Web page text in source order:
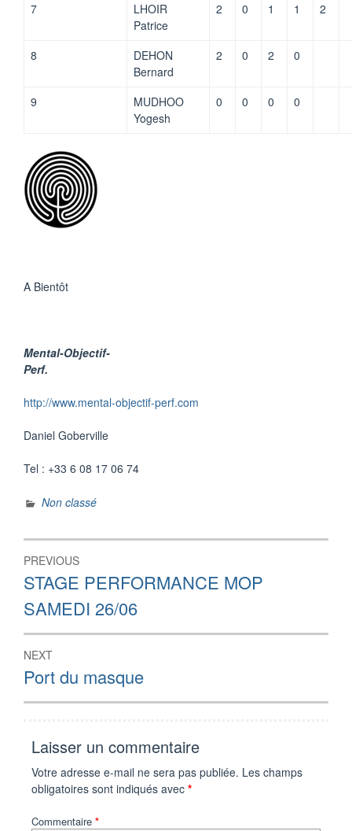
7
LHOIR
Patrice
2 0 1 1 2
8
DEHON
Bernard
2 0 2 0
9
MUDHOO
Yogesh
0 0 0 0
A Bientôt
Mental-Objectif-
Perf.
http://www.mental-objectif-perf.com
Daniel Goberville
Tel : +33 6 08 17 06 74
Non classé
Navigation
de
l’article
PREVIOUS
Previous
post:
STAGE PERFORMANCE MOP
SAMEDI 26/06
NEXT
Next
post:
Port du masque
Laisser un commentaire
Votre adresse e-mail ne sera pas publiée. Les champs
obligatoires sont indiqués avec *
Commentaire *